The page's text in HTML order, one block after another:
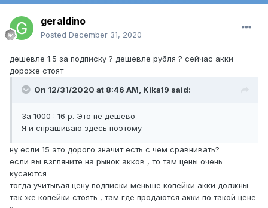
geraldino
Posted December 31, 2020
дешевле 1.5 за подписку ? дешевле рубля ? сейчас акки
дороже стоят
On 12/31/2020 at 8:46 AM, Kika19 said:
За 1000 : 16 р. Это не дёшево
Я и спрашиваю здесь поэтому
ну если 15 это дорого значит есть с чем сравнивать?
если вы взгляните на рынок акков , то там цены очень
кусаются
тогда учитывая цену подписки меньше копейки акки должны
так же копейки стоять , там где продаются акки по такой цене